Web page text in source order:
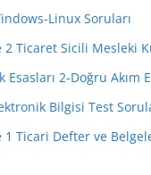
Linux Soruları
Ticaret Sicili Mesleki
2-Doğru Akım
Bilgisi Test
Ticari Defter ve